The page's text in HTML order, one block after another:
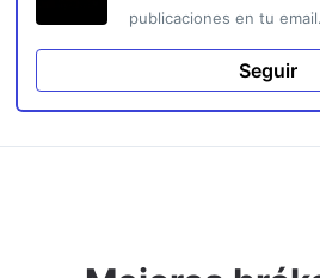
publicaciones en tu email.
Seguir